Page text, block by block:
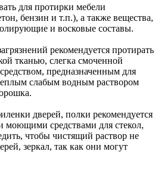
для протирки мебели
бензин и т.п.), а также вещества,
и восковые составы.
рекомендуется протирать
тканью, слегка смоченной
предназначенным для
слабым водным раствором
дверей, полки рекомендуется
моющими средствами для стекол,
чтобы чистящий раствор не
зеркал, так как они могут